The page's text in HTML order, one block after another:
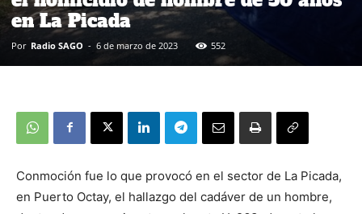
en La Picada
Por Radio SAGO - 6 de marzo de 2023 552
Conmoción fue lo que provocó en el sector de La Picada,
en Puerto Octay, el hallazgo del cadáver de un hombre,